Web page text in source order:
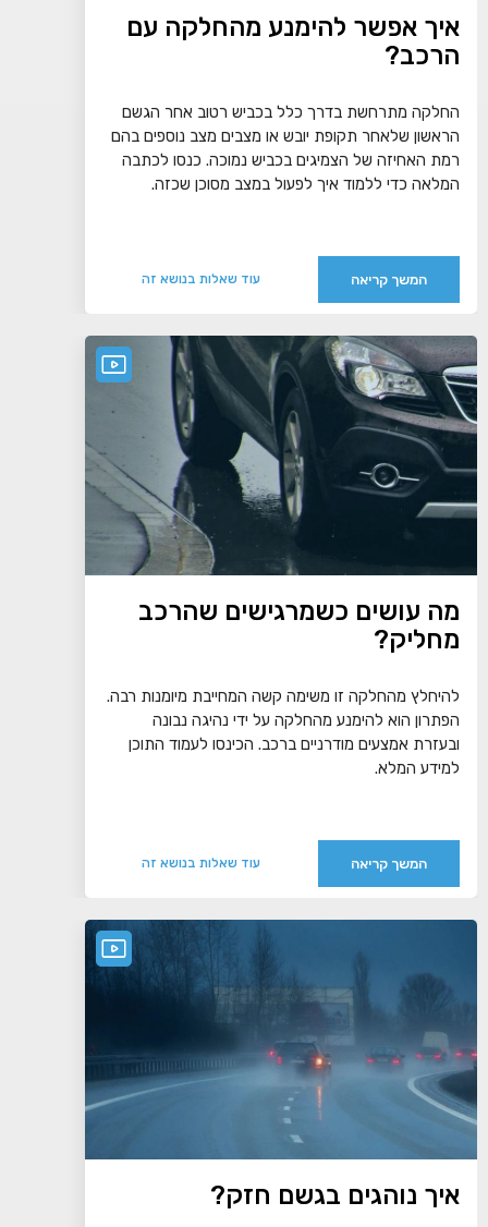
איך אפשר להימנע מהחלקה עם
הרכב?
החלקה מתרחשת בדרך כלל בכביש רטוב אחר הגשם
הראשון שלאחר תקופת יובש או מצבים מצב נוספים בהם
רמת האחיזה של הצמיגים בכביש נמוכה. כנסו לכתבה
המלאה כדי ללמוד איך לפעול במצב מסוכן שכזה.
המשך קריאה עוד שאלות בנושא זה
מה עושים כשמרגישים שהרכב
מחליק?
להיחלץ מהחלקה זו משימה קשה המחייבת מיומנות רבה.
הפתרון הוא להימנע מהחלקה על ידי נהיגה נבונה
ובעזרת אמצעים מודרניים ברכב. הכינסו לעמוד התוכן
למידע המלא.
המשך קריאה עוד שאלות בנושא זה
איך נוהגים בגשם חזק?